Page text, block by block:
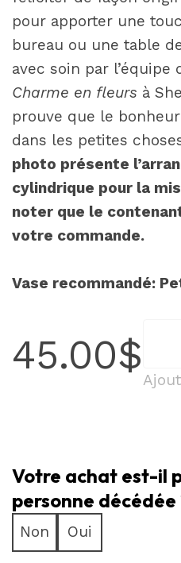
pour apporter une
bureau ou une table
avec soin par l’équipe
Charme en fleurs à
prouve que le
dans les petites
photo présente
cylindrique pour la
noter que le
votre commande.
Vase recommandé:
45.00$ Petit
3
Votre achat est-il
personne décédée
Non Oui